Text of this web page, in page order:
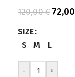
120,00€ 72,00
SIZE
S
M L
- +